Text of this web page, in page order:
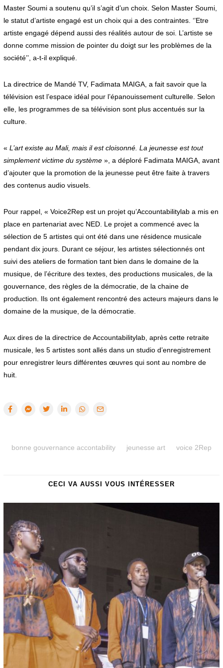
Master Soumi a soutenu qu’il s’agit d’un choix. Selon Master Soumi,
le statut d’artiste engagé est un choix qui a des contraintes. ‘’Etre
artiste engagé dépend aussi des réalités autour de soi. L’artiste se
donne comme mission de pointer du doigt sur les problèmes de la
société’’, a-t-il expliqué.
La directrice de Mandé TV, Fadimata MAIGA, a fait savoir que la
télévision est l’espace idéal pour l’épanouissement culturelle. Selon
elle, les programmes de sa télévision sont plus accentués sur la
culture.
« L’art existe au Mali, mais il est cloisonné. La jeunesse est tout
simplement victime du système», a déploré Fadimata MAIGA, avant
d’ajouter que la promotion de la jeunesse peut être faite à travers
des contenus audio visuels.
Pour rappel, « Voice2Rep est un projet qu’Accountabilitylab a mis en
place en partenariat avec NED. Le projet a commencé avec la
sélection de 5 artistes qui ont été dans une résidence musicale
pendant dix jours. Durant ce séjour, les artistes sélectionnés ont
suivi des ateliers de formation tant bien dans le domaine de la
musique, de l’écriture des textes, des productions musicales, de la
gouvernance, des règles de la démocratie, de la chaine de
production. Ils ont également rencontré des acteurs majeurs dans le
domaine de la musique, de la démocratie.
Aux dires de la directrice de Accountabilitylab, après cette retraite
musicale, les 5 artistes sont allés dans un studio d’enregistrement
pour enregistrer leurs différentes œuvres qui sont au nombre de
huit.
bonne gouvernance accontability jeunesse art voice 2Rep
CECI VA AUSSI VOUS INTÉRESSER